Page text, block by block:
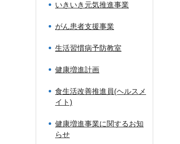
いきいき元気推進事業
がん患者支援事業
生活習慣病予防教室
健康増進計画
食生活改善推進員(ヘルスメ
イト)
健康増進事業に関するお知
らせ